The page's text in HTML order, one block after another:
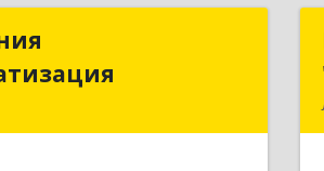
Автоматизация